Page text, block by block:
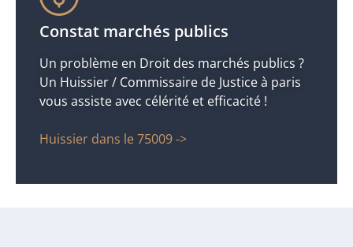
Constat marchés publics
Un problème en Droit des marchés publics ?
Un Huissier / Commissaire de Justice à paris
vous assiste avec célérité et efficacité !
Huissier dans le 75009 ->